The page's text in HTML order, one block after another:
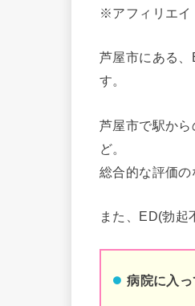
※アフィリエイ
芦屋市にある
す。
芦屋市で駅か
ど。
総合的な評価の
また、ED(勃起
病院に入